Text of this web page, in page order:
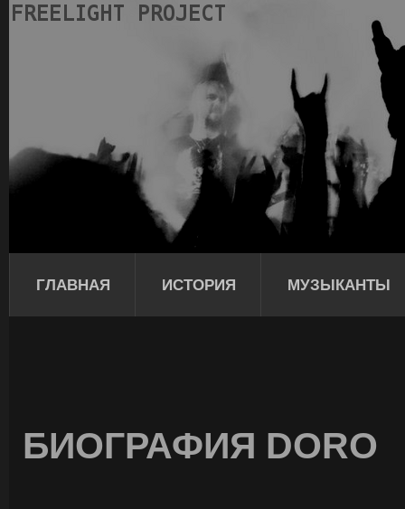
ГЛАВНАЯ ИСТОРИЯ МУЗЫКАНТЫ
БИОГРАФИЯ DORO